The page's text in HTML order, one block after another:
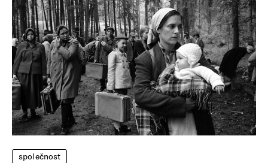
společnost